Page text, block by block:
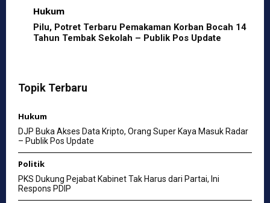
Hukum
Pilu, Potret Terbaru Pemakaman Korban Bocah 14
Tahun Tembak Sekolah – Publik Pos Update
Topik Terbaru
Hukum
DJP Buka Akses Data Kripto, Orang Super Kaya Masuk Radar
– Publik Pos Update
Politik
PKS Dukung Pejabat Kabinet Tak Harus dari Partai, Ini
Respons PDIP